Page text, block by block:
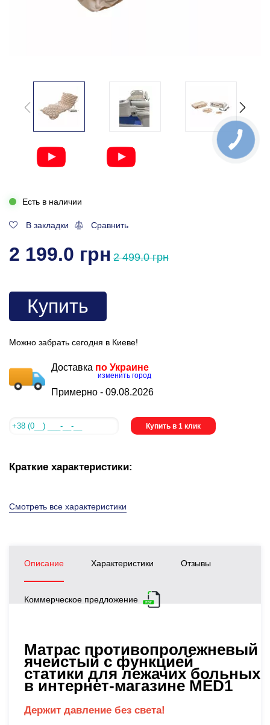
Есть в наличии
В закладки Сравнить
2 199.0 грн 2 499.0 грн
Купить
Можно забрать сегодня в Киеве!
Доставка по Украине
изменить город
Примерно - 09.08.2026
Купить в 1 клик
Краткие характеристики:
Смотреть все характеристики
Описание Характеристики Отзывы
Коммерческое предложение
Матрас противопролежневый
ячеистый с функцией
статики для лежачих больных
в интернет-магазине MED1
Держит давление без света!